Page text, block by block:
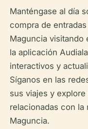
Manténgase al día
compra de
Maguncia visitando
la aplicación
interactivos y
Síganos en las
sus viajes y
relacionadas con
Maguncia.